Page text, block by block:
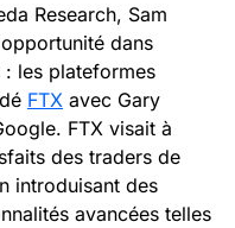
Research, Sam
dans
: les plateformes
FTX avec Gary
FTX visait à
des traders de
introduisant des
avancées telles